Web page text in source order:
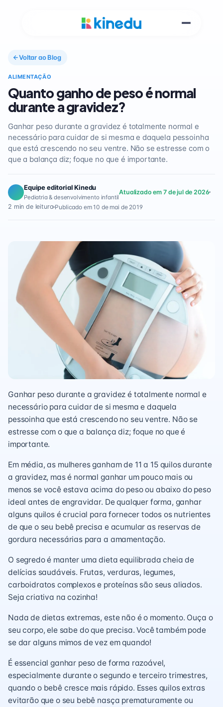
Voltar ao Blog
ALIMENTAÇÃO
Quanto ganho de peso é normal
durante a gravidez?
Ganhar peso durante a gravidez é totalmente normal e
necessário para cuidar de si mesma e daquela pessoinha
que está crescendo no seu ventre. Não se estresse com o
que a balança diz; foque no que é importante.
Equipe editorial Kinedu
Pediatria & desenvolvimento infantil
Atualizado em 7 de jul de 2026
2 min de leitura Publicado em 10 de mai de 2019
Ganhar peso durante a gravidez é totalmente normal e
necessário para cuidar de si mesma e daquela
pessoinha que está crescendo no seu ventre. Não se
estresse com o que a balança diz; foque no que é
importante.
Em média, as mulheres ganham de 11 a 15 quilos durante
a gravidez, mas é normal ganhar um pouco mais ou
menos se você estava acima do peso ou abaixo do peso
ideal antes de engravidar. De qualquer forma, ganhar
alguns quilos é crucial para fornecer todos os nutrientes
de que o seu bebê precisa e acumular as reservas de
gordura necessárias para a amamentação.
O segredo é manter uma dieta equilibrada cheia de
delícias saudáveis. Frutas, verduras, legumes,
carboidratos complexos e proteínas são seus aliados.
Seja criativa na cozinha!
Nada de dietas extremas, este não é o momento. Ouça o
seu corpo, ele sabe do que precisa. Você também pode
se dar alguns mimos de vez em quando!
É essencial ganhar peso de forma razoável,
especialmente durante o segundo e terceiro trimestres,
quando o bebê cresce mais rápido. Esses quilos extras
evitarão que o seu bebê nasça prematuramente ou